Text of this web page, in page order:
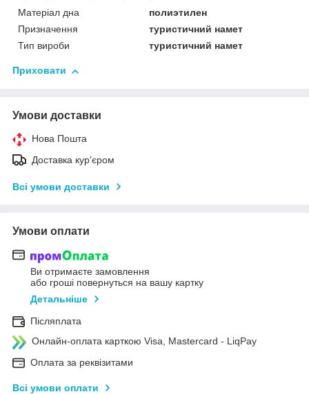
Матеріал дна
полиэтилен
Призначення
туристичний намет
Тип вироби
туристичний намет
Приховати
Умови доставки
Нова Пошта
Доставка кур'єром
Всі умови доставки
Умови оплати
Ви отримаєте замовлення
або гроші повернуться на вашу картку
Детальніше
Післяплата
Онлайн-оплата карткою Visa, Mastercard - LiqPay
Оплата за реквізитами
Всі умови оплати